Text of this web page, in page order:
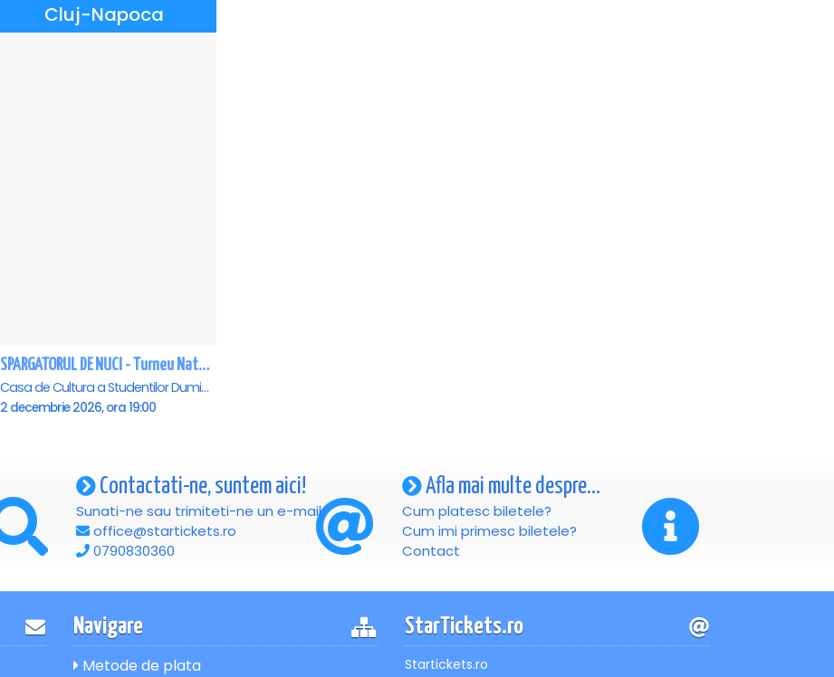
Cluj-Napoca
SPARGATORUL DE NUCI - Turneu National - Cluj Napoca
Casa de Cultura a Studentilor Dumitru Farcas, Cluj-Napoca
2 decembrie 2026, ora 19:00
Contactati-ne, suntem aici!
Sunati-ne sau trimiteti-ne un e-mail
office@startickets.ro
0790830360
Afla mai multe despre...
Cum platesc biletele?
Cum imi primesc biletele?
Contact
Navigare
Metode de plata
StarTickets.ro
Startickets.ro